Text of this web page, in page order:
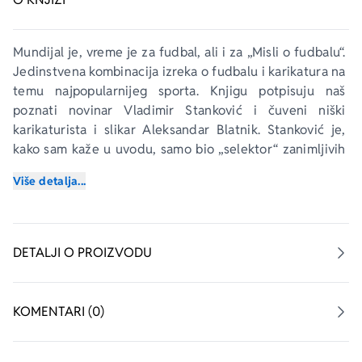
Mundijal je, vreme je za fudbal, ali i za „Misli o fudbalu“.
Jedinstvena kombinacija izreka o fudbalu i karikatura na
temu najpopularnijeg sporta. Knjigu potpisuju naš
poznati novinar Vladimir Stanković i čuveni niški
karikaturista i slikar Aleksandar Blatnik. Stanković je,
kako sam kaže u uvodu, samo bio „selektor“ zanimljivih
sudije, navijači izrekli u raznim prilikama. Knjiga sadrži
tematskih blokova. Ispod svake stoji ime autora, a
najzastupljeniji su Bil Šenkli, Horhe Valdano, Karlos
Krojf, Džordž Best, Džon Tošak, Aleks Ferguson...
Izreke su jezgrovite, efektne, duhovite, poučne,
ironične, filozofske, cinične, smešne, zabavne,
Više detalja...
DETALJI O PROIZVODU
KOMENTARI (0)